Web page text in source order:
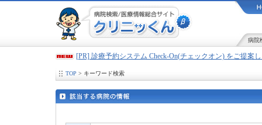
病院
[PR] 診療予約システム Check-On(チェックオン) をご提案
TOP > キーワード検索